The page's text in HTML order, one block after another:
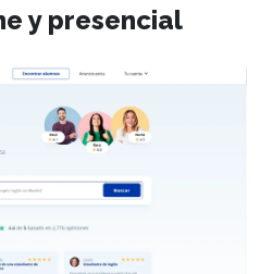
y presencial